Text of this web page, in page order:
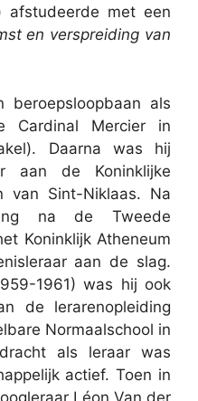
afstudeerde met een
en verspreiding van
beroepsloopbaan als
Cardinal Mercier in
Daarna was hij
aan de Koninklijke
van Sint-Niklaas. Na
na de Tweede
Koninklijk Atheneum
aan de slag.
1961) was hij ook
de lerarenopleiding
Normaalschool in
als leraar was
actief. Toen in
Léon Van der